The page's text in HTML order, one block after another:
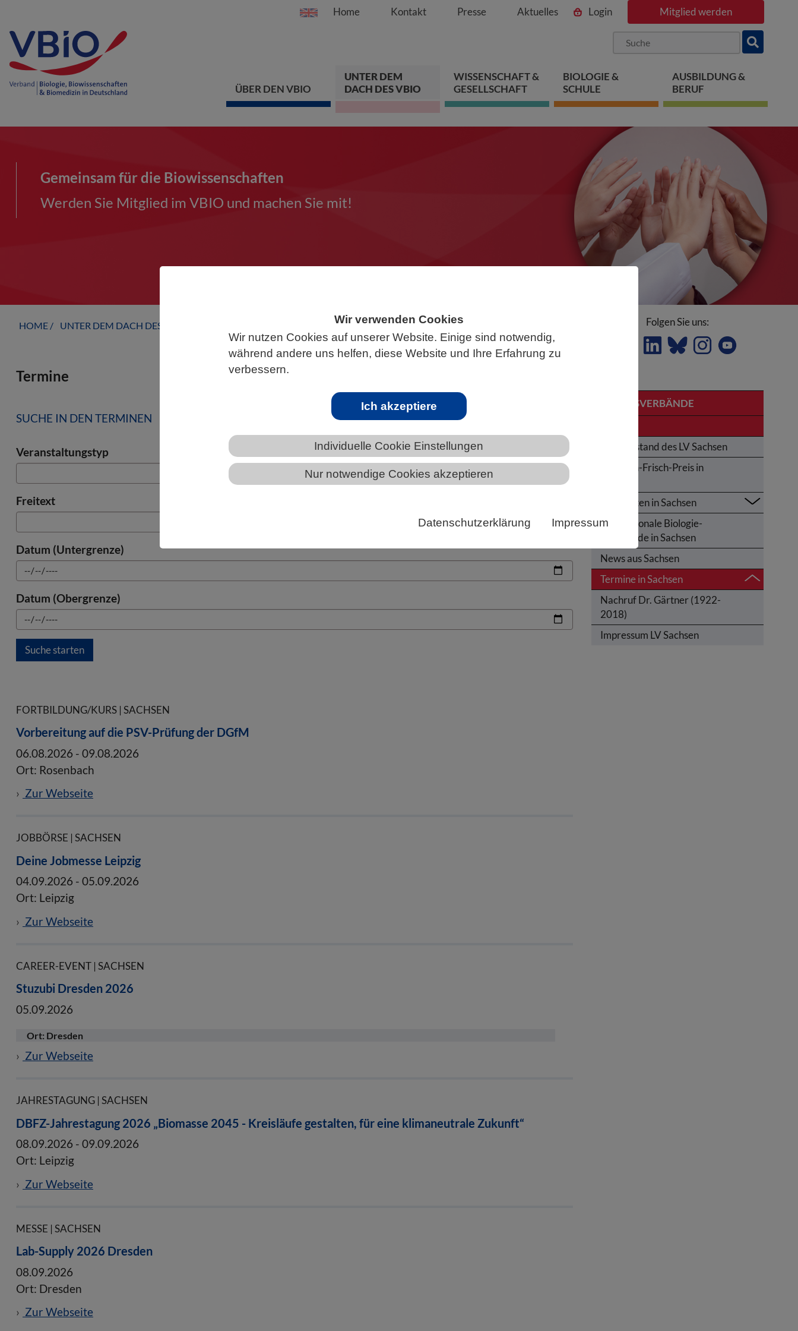
Wir verwenden Cookies
Wir nutzen Cookies auf unserer Website. Einige sind notwendig,
während andere uns helfen, diese Website und Ihre Erfahrung zu
verbessern.
Ich akzeptiere
Individuelle Cookie Einstellungen
Nur notwendige Cookies akzeptieren
Datenschutzerklärung Impressum
Springe direkt zu:
Zum Hauptinhalt springen
Zur Hauptnavigation springen
Zur Footer-Navigation springen
Home Kontakt Presse Aktuelles Login Mitglied werden
ÜBER DEN VBIO
UNTER DEM
DACH DES VBIO
WISSENSCHAFT &
GESELLSCHAFT
BIOLOGIE &
SCHULE
AUSBILDUNG &
BERUF
Gemeinsam für die Biowissenschaften
Werden Sie Mitglied im VBIO und machen Sie mit!
HOME UNTER DEM DACH DES VBIO SACHSEN Termine in Sachsen
Termine
SUCHE IN DEN TERMINEN
Veranstaltungstyp
Freitext
Datum (Untergrenze)
Datum (Obergrenze)
FORTBILDUNG/KURS | SACHSEN
Vorbereitung auf die PSV-Prüfung der DGfM
06.08.2026 - 09.08.2026
Ort: Rosenbach
Zur Webseite
JOBBÖRSE | SACHSEN
Deine Jobmesse Leipzig
04.09.2026 - 05.09.2026
Ort: Leipzig
Zur Webseite
CAREER-EVENT | SACHSEN
Stuzubi Dresden 2026
05.09.2026
Ort: Dresden
Zur Webseite
JAHRESTAGUNG | SACHSEN
DBFZ-Jahrestagung 2026 „Biomasse 2045 - Kreisläufe gestalten, für eine klimaneutrale Zukunft“
08.09.2026 - 09.09.2026
Ort: Leipzig
Zur Webseite
MESSE | SACHSEN
Lab-Supply 2026 Dresden
08.09.2026
Ort: Dresden
Zur Webseite
Folgen Sie uns:
LANDESVERBÄNDE
Der Vorstand des LV Sachsen
Karl-von-Frisch-Preis in
Aktivitäten in Sachsen
Internationale Biologie-
Olympiade in Sachsen
News aus Sachsen
Termine in Sachsen
Nachruf Dr. Gärtner (1922-
2018)
Impressum LV Sachsen